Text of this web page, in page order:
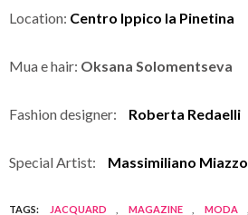
Location: Centro Ippico la Pinetina
Mua e hair: Oksana Solomentseva
Fashion designer: Roberta Redaelli
Special Artist: Massimiliano Miazzo
TAGS: JACQUARD MAGAZINE MODA